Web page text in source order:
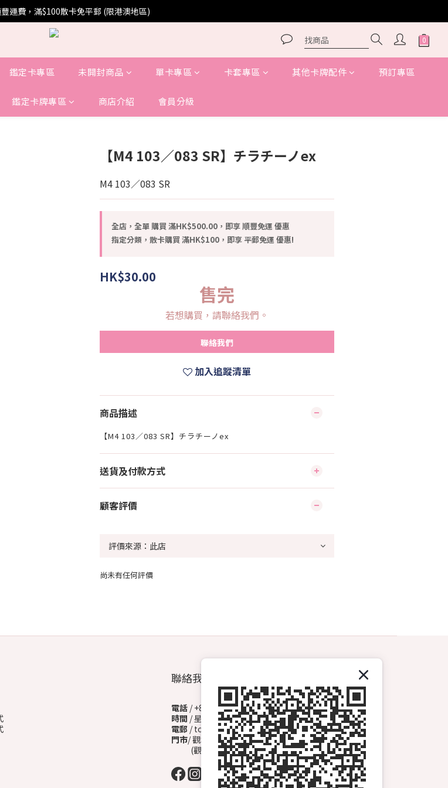
運費，滿$100散卡免平郵 (限港澳地區)
鑑定卡專區 未開封商品 單卡專區 卡套專區 其他卡牌配件 預訂專區
鑑定卡牌專區 商店介紹 會員分級
【M4 103／083 SR】チラチーノex
M4 103／083 SR
全店，全單 購買 滿HK$500.00，即享 順豐免運 優惠
指定分類，散卡購買 滿HK$100，即享 平郵免運 優惠!
HK$30.00
售完
若想購買，請聯絡我們。
聯絡我們
加入追蹤清單
商品描述
【M4 103／083 SR】チラチーノex
送貨及付款方式
顧客評價
尚未有任何評價
聯絡我們
電話 / +852 6572 3153（Whatsapp）
時間 / 星期一至日 13:00-00:00
電郵 / topdrawhkcs@gmail.com
門市/ 觀塘開源道72號溢財中心地下A2舖
(觀塘B1出口, 轉右天橋底)